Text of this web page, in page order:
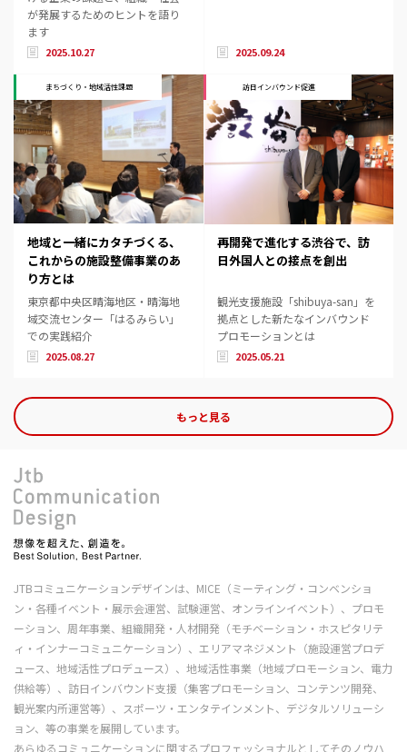
が発展するためのヒントを語り
ます
2025.10.27 2025.09.24
まちづくり・地域活性課題
地域と一緒にカタチづくる、
これからの施設整備事業のあ
り方とは
東京都中央区晴海地区・晴海地
域交流センター「はるみらい」
での実践紹介
2025.08.27
訪日インバウンド促進
再開発で進化する渋谷で、訪
日外国人との接点を創出
観光支援施設「shibuya-san」を
拠点とした新たなインバウンド
プロモーションとは
2025.05.21
もっと見る
JTBコミュニケーションデザインは、MICE（ミーティング・コンベンショ
ン・各種イベント・展示会運営、試験運営、オンラインイベント）、プロモ
ーション、周年事業、組織開発・人材開発（モチベーション・ホスピタリテ
ィ・インナーコミュニケーション）、エリアマネジメント（施設運営プロデ
ュース、地域活性プロデュース）、地域活性事業（地域プロモーション、電力
供給等）、訪日インバウンド支援（集客プロモーション、コンテンツ開発、
観光案内所運営等）、スポーツ・エンタテインメント、デジタルソリューシ
ョン、等の事業を展開しています。
あらゆるコミュニケーションに関するプロフェッショナルとしてそのノウハ